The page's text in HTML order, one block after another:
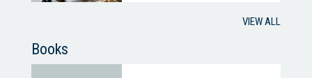
VIEW ALL
Books